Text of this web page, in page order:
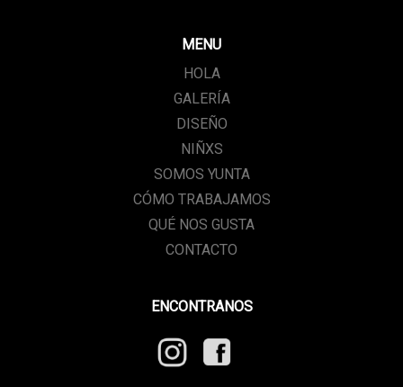
MENU
HOLA
GALERÍA
DISEÑO
NIÑXS
SOMOS YUNTA
CÓMO TRABAJAMOS
QUÉ NOS GUSTA
CONTACTO
ENCONTRANOS